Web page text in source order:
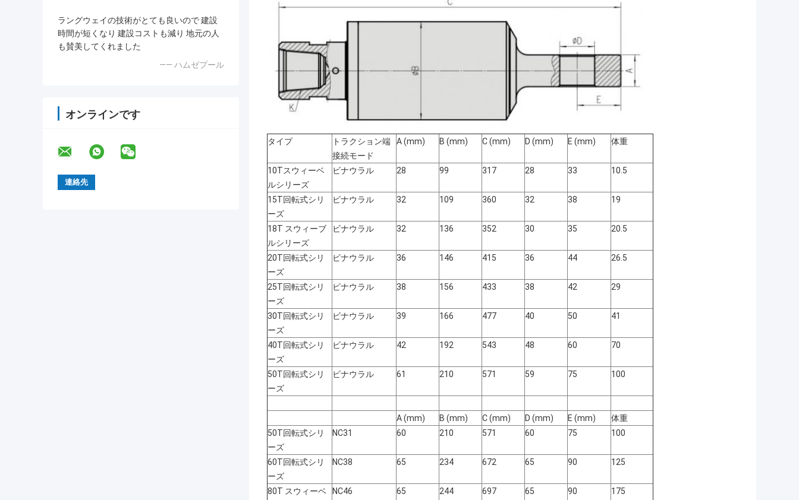
ラングウェイの技術がとても良いので 建設
時間が短くなり 建設コストも減り 地元の人
も賛美してくれました
—— ハムゼプール
オンラインです
タイプ
トラクション端
接続モード
A (mm) B (mm) C (mm) D (mm) E (mm) 体重
10Tスウィーベ
ルシリーズ
ビナウラル 28 99 317 28 33 10.5
15T回転式シリ
ーズ
ビナウラル 32 109 360 32 38 19
18T スウィーブ
ルシリーズ
ビナウラル 32 136 352 30 35 20.5
20T回転式シリ
ーズ
ビナウラル 36 146 415 36 44 26.5
25T回転式シリ
ーズ
ビナウラル 38 156 433 38 42 29
30T回転式シリ
ーズ
ビナウラル 39 166 477 40 50 41
40T回転式シリ
ーズ
ビナウラル 42 192 543 48 60 70
50T回転式シリ
ーズ
ビナウラル 61 210 571 59 75 100
A (mm) B (mm) C (mm) D (mm) E (mm)
体重
50T回転式シリ
ーズ
NC31 60 210 571 60 75 100
60T回転式シリ
ーズ
NC38 65 234 672 65 90 125
80T スウィーベ
NC46 65 244 697 65 90 175